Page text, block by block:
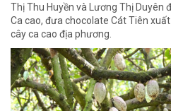
Thị Thu Huyền và Lương Thị Duyên
Ca cao, đưa chocolate Cát Tiên
cây ca cao địa phương.